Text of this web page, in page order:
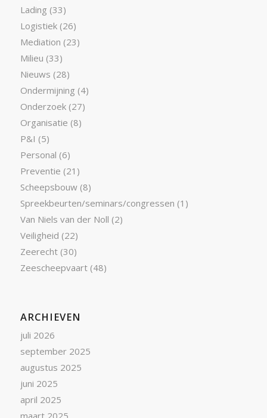
Lading (33)
Logistiek(26)
Mediation (23)
Milieu (33)
Nieuws (28)
Ondermijning (4)
Onderzoek(27)
Organisatie (8)
P&I (5)
Personal (6)
Preventie (21)
Scheepsbouw(8)
Spreekbeurten/seminars/congressen (1)
Van Niels van der Noll (2)
Veiligheid (22)
Zeerecht(30)
Zeescheepvaart(48)
ARCHIEVEN
juli 2026
september 2025
augustus 2025
juni 2025
april 2025
maart 2025